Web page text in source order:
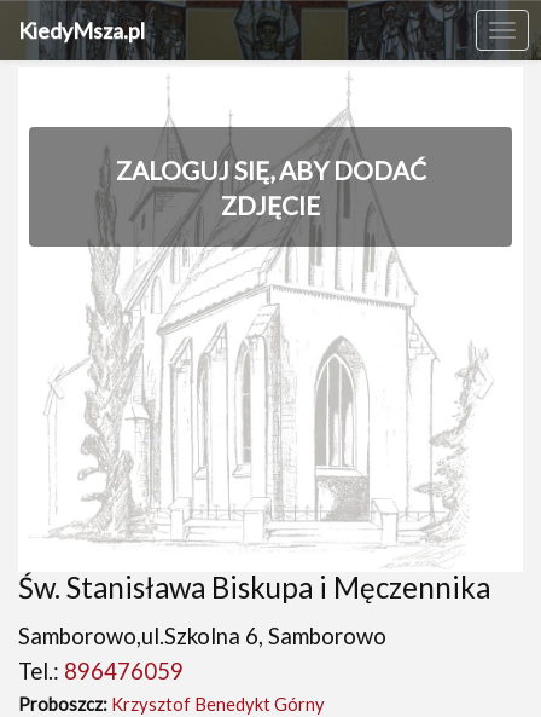
KiedyMsza.pl
ZALOGUJ SIĘ, ABY DODAĆ
ZDJĘCIE
‹ ›
Św. Stanisława Biskupa i Męczennika
Samborowo,ul.Szkolna 6, Samborowo
Tel.: 896476059
Proboszcz: Krzysztof Benedykt Górny